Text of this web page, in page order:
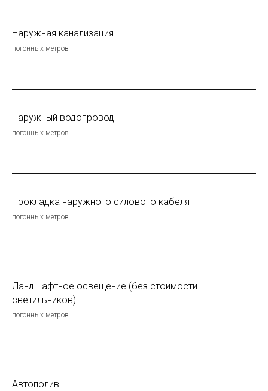
Наружная канализация
погонных метров
Наружный водопровод
погонных метров
Прокладка наружного силового кабеля
погонных метров
Ландшафтное освещение (без стоимости
светильников)
погонных метров
Автополив